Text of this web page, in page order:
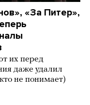
«За Питер»,
их перед
даже удалил
не понимает)